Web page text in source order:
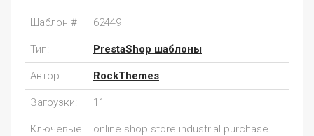
Шаблон # 62449
Тип: PrestaShop шаблоны
Автор: RockThemes
Загрузки: 11
Ключевые
online shop store industrial purchase